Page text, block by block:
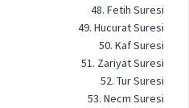
48. Fetih Suresi
49. Hucurat Suresi
50. Kaf Suresi
51. Zariyat Suresi
52. Tur Suresi
53. Necm Suresi